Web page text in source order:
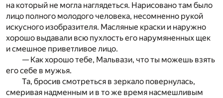
на который не могла наглядеться. Нарисовано там было
лицо полного молодого человека, несомненно рукой
искусного изобразителя. Масляные краски и наружно
хорошо выдавали всю пухлость его нарумяненных щек
и смешное приветливое лицо.
— Как хорошо тебе, Мальвази, что ты можешь взять
его себе в мужья.
Та, бросив смотреться в зеркало повернулась,
смеривая надменным и в то же время насмешливым